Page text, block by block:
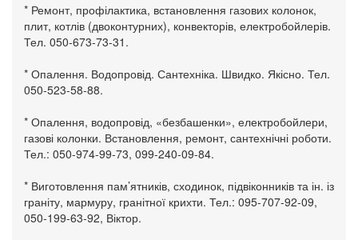
* Ремонт, профілактика, встановлення газових колонок,
плит, котлів (двоконтурних), конвекторів, електробойлерів.
Тел. 050-673-73-31.
* Опалення. Водопровід. Сантехніка. Швидко. Якісно. Тел.
050-523-58-88.
* Опалення, водопровід, «безбашенки», електробойлери,
газові колонки. Встановлення, ремонт, сантехнічні роботи.
Тел.: 050-974-99-73, 099-240-09-84.
* Виготовлення пам’ятників, сходинок, підвіконників та ін. із
граніту, мармуру, гранітної крихти. Тел.: 095-707-92-09,
050-199-63-92, Віктор.